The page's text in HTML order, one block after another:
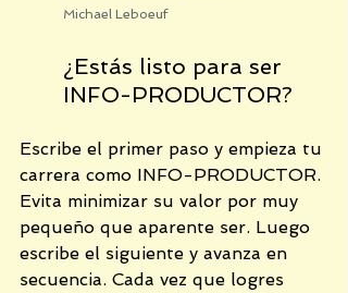
Michael Leboeuf
¿Estás listo para ser
INFO-PRODUCTOR?
Escribe el primer paso y empieza tu
carrera como INFO-PRODUCTOR.
Evita minimizar su valor por muy
pequeño que aparente ser. Luego
escribe el siguiente y avanza en
secuencia. Cada vez que logres